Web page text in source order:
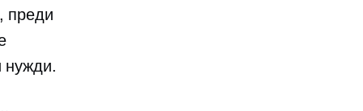
преди
нужди.